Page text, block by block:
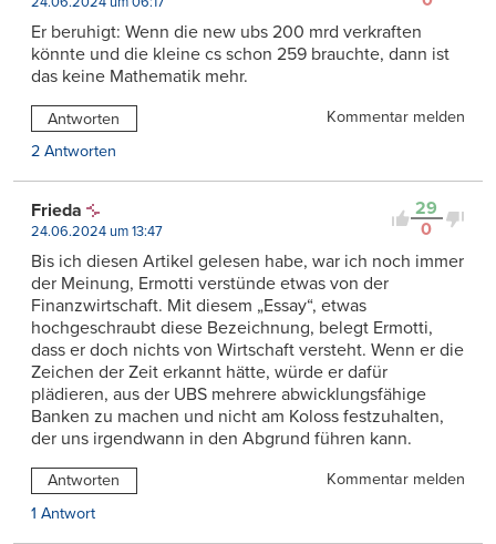
Er beruhigt: Wenn die new ubs 200 mrd verkraften
könnte und die kleine cs schon 259 brauchte, dann ist
das keine Mathematik mehr.
Antworten
Kommentar melden
2 Antworten
29
0
Frieda
24.06.2024 um 13:47
Bis ich diesen Artikel gelesen habe, war ich noch immer
der Meinung, Ermotti verstünde etwas von der
Finanzwirtschaft. Mit diesem „Essay“, etwas
hochgeschraubt diese Bezeichnung, belegt Ermotti,
dass er doch nichts von Wirtschaft versteht. Wenn er die
Zeichen der Zeit erkannt hätte, würde er dafür
plädieren, aus der UBS mehrere abwicklungsfähige
Banken zu machen und nicht am Koloss festzuhalten,
der uns irgendwann in den Abgrund führen kann.
Antworten
Kommentar melden
1 Antwort